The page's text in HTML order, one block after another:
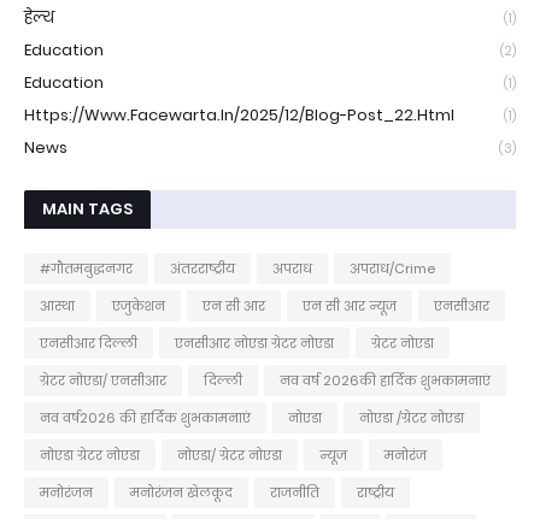
हेल्थ (1)
Education (2)
Education (1)
Https://www.facewarta.in/2025/12/blog-Post_22.html (1)
News (3)
MAIN TAGS
#गौतमबुद्धनगर अंतरराष्ट्रीय अपराध
अपराध/Crime
आस्था
एजुकेशन एन सी आर एन सी आर न्यूज
एनसीआर
एनसीआर दिल्ली
एनसीआर नोएडा ग्रेटर नोएडा
ग्रेटर नोएडा
ग्रेटर नोएडा/ एनसीआर
दिल्ली
नव वर्ष 2026की हार्दिक शुभकामनाएं
नव वर्ष2026 की हार्दिक शुभकामनाएं
नोएडा
नोएडा /ग्रेटर नोएडा
नोएडा ग्रेटर नोएडा
नोएडा/ ग्रेटर नोएडा न्यूज
मनोरंज
मनोरंजन
मनोरंजन खेलकूद राजनीति
राष्ट्रीय